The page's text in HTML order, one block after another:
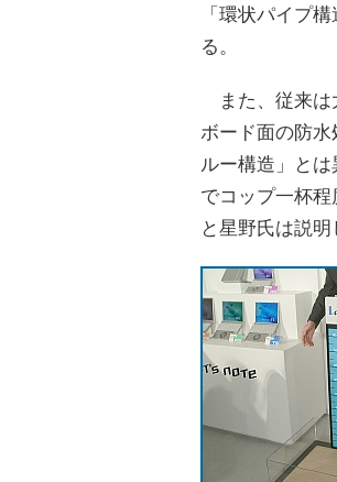
「環状パイプ
る。
また、従来は
ボード面の防
ルー構造」と
でコップ一杯
と星野氏は説明